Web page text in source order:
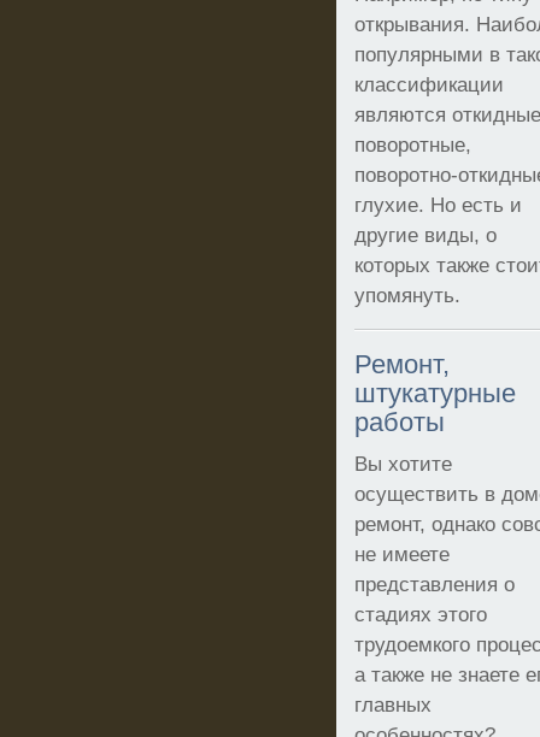
открывания.
популярными в
классификации
являются
поворотные,
поворотно-
глухие. Но есть и
другие виды, о
которых также
упомянуть.
Ремонт,
штукатурные
работы
Вы хотите
осуществить в
ремонт, однако
не имеете
представления о
стадиях этого
трудоемкого
а также не знаете
главных